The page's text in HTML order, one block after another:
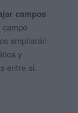
campos
ampliarán
y
entre sí.